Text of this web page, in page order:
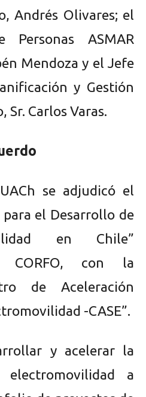
Andrés Olivares; el
Personas ASMAR
Mendoza y el Jefe
y Gestión
Sr. Carlos Varas.
se adjudicó el
el Desarrollo de
en Chile”
CORFO, con la
de Aceleración
-CASE”.
y acelerar la
a